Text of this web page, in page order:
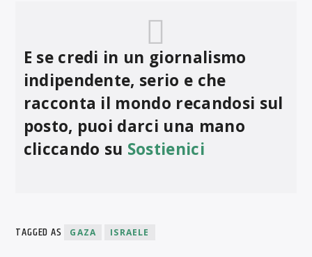
E se credi in un giornalismo
indipendente, serio e che
racconta il mondo recandosi sul
posto, puoi darci una mano
cliccando su Sostienici
TAGGED AS GAZA ISRAELE